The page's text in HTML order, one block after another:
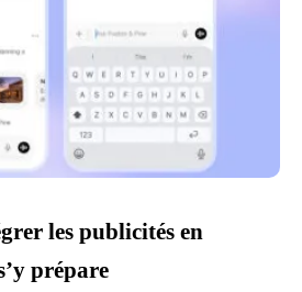
les publicités en
prépare